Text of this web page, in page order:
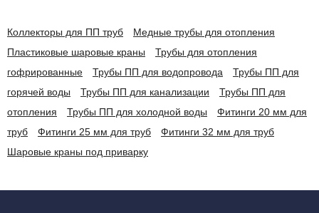
Коллекторы для ПП труб
Медные трубы для отопления
Пластиковые шаровые краны
Трубы для отопления
гофрированные
Трубы ПП для водопровода
Трубы ПП для
горячей воды
Трубы ПП для канализации
Трубы ПП для
отопления
Трубы ПП для холодной воды
Фитинги 20 мм для
труб
Фитинги 25 мм для труб
Фитинги 32 мм для труб
Шаровые краны под приварку